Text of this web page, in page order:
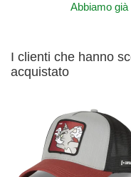
Abbiamo già
I clienti che hanno
acquistato